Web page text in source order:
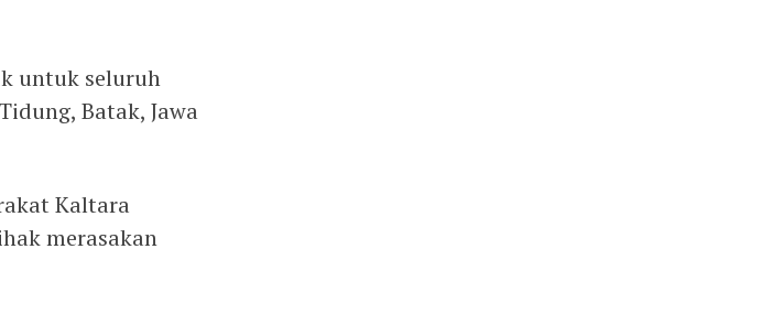
untuk seluruh
Batak, Jawa
Kaltara
merasakan